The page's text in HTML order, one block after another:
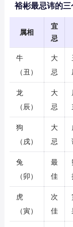
裕彬最忌讳的
属相
宜
忌
牛
（丑）
大
忌
龙
（辰）
大
忌
狗
（戌）
大
忌
兔
（卯）
最
佳
虎
（寅）
次
佳